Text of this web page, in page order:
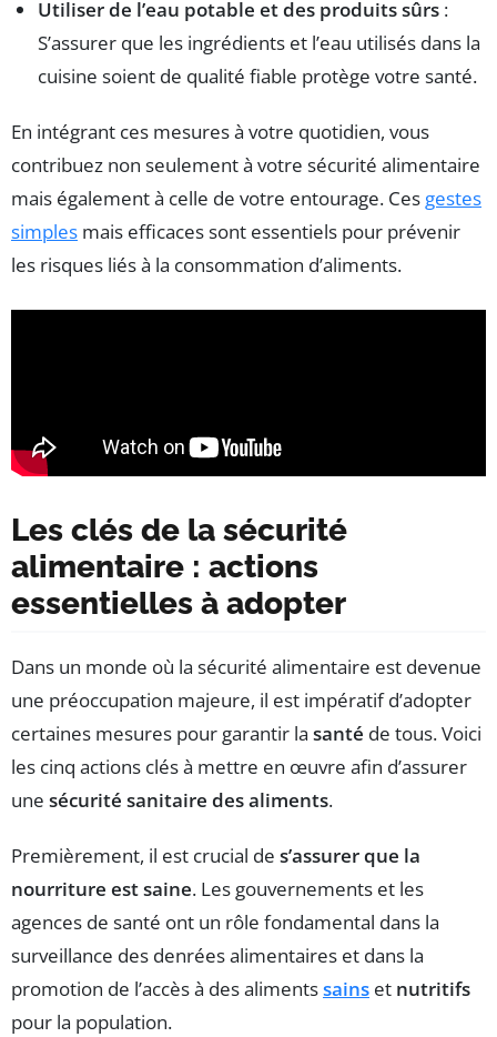
Utiliser de l’eau potable et des produits sûrs :
S’assurer que les ingrédients et l’eau utilisés dans la
cuisine soient de qualité fiable protège votre santé.
En intégrant ces mesures à votre quotidien, vous
contribuez non seulement à votre sécurité alimentaire
mais également à celle de votre entourage. Ces gestes
simples mais efficaces sont essentiels pour prévenir
les risques liés à la consommation d’aliments.
Les clés de la sécurité
alimentaire : actions
essentielles à adopter
Dans un monde où la sécurité alimentaire est devenue
une préoccupation majeure, il est impératif d’adopter
certaines mesures pour garantir la santé de tous. Voici
les cinq actions clés à mettre en œuvre afin d’assurer
une sécurité sanitaire des aliments.
Premièrement, il est crucial de s’assurer que la
nourriture est saine. Les gouvernements et les
agences de santé ont un rôle fondamental dans la
surveillance des denrées alimentaires et dans la
promotion de l’accès à des alimentssains et nutritifs
pour la population.